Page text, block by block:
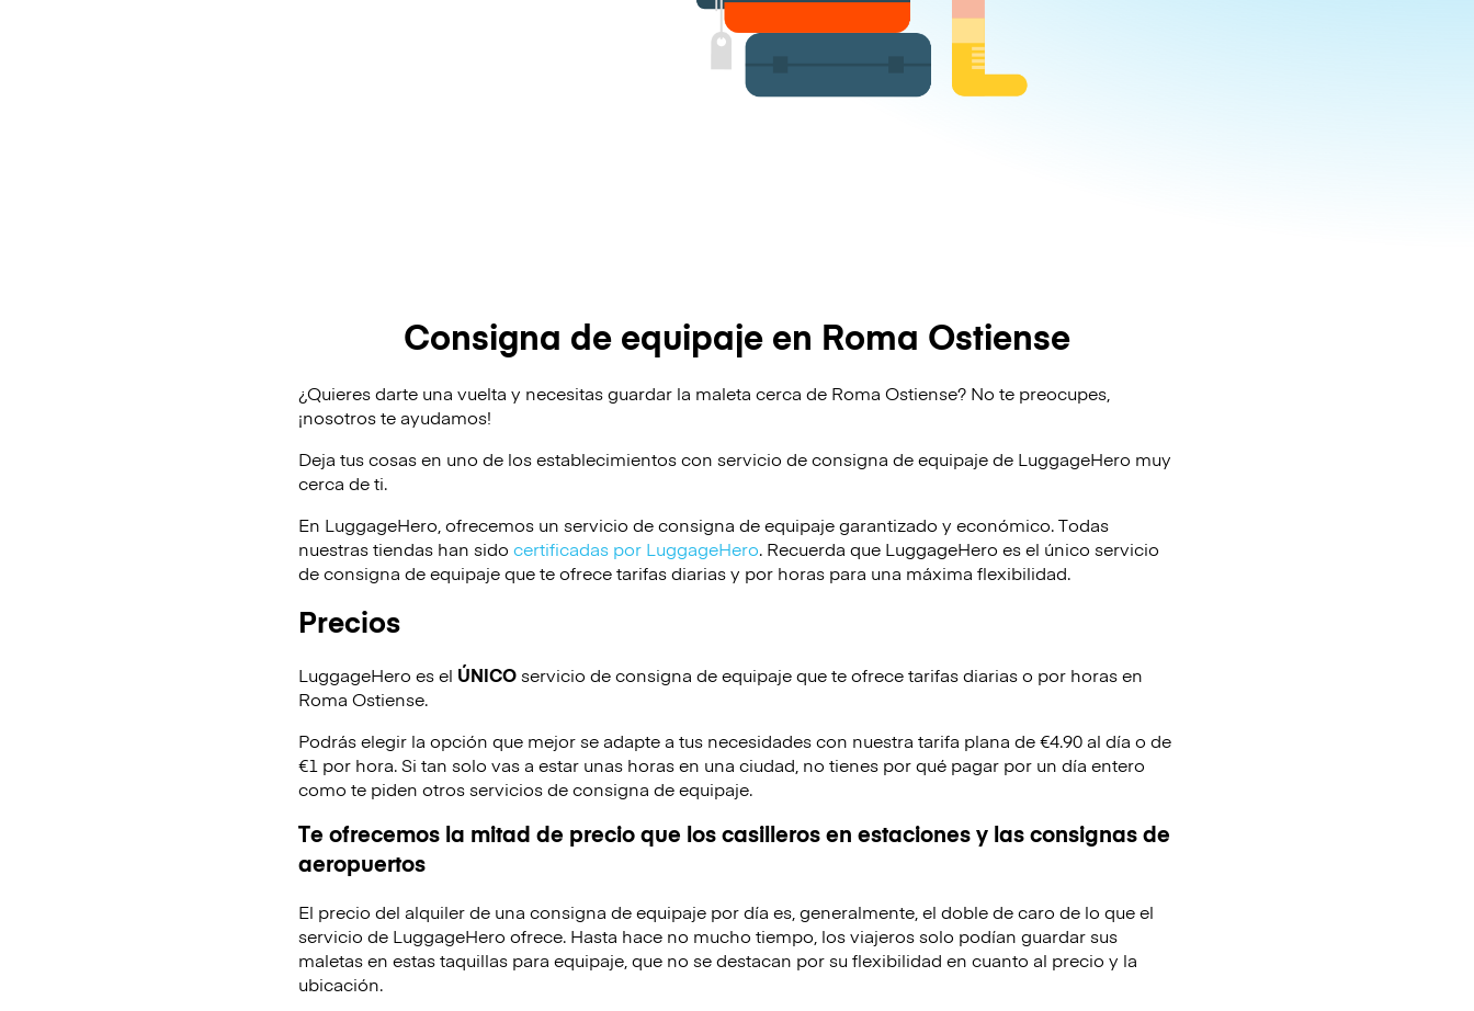
Consigna de equipaje en Roma Ostiense
¿Quieres darte una vuelta y necesitas guardar la maleta cerca de Roma Ostiense? No te preocupes,
¡nosotros te ayudamos!
Deja tus cosas en uno de los establecimientos con servicio de consigna de equipaje de LuggageHero muy
cerca de ti.
En LuggageHero, ofrecemos un servicio de consigna de equipaje garantizado y económico. Todas
nuestras tiendas han sido certificadas por LuggageHero. Recuerda que LuggageHero es el único servicio
de consigna de equipaje que te ofrece tarifas diarias y por horas para una máxima flexibilidad.
Precios
LuggageHero es el ÚNICOservicio de consigna de equipaje que te ofrece tarifas diarias o por horas en
Roma Ostiense.
Podrás elegir la opción que mejor se adapte a tus necesidades con nuestra tarifa plana de €4.90 al día o de
€1 por hora. Si tan solo vas a estar unas horas en una ciudad, no tienes por qué pagar por un día entero
como te piden otros servicios de consigna de equipaje.
Te ofrecemos la mitad de precio que los casilleros en estaciones y las consignas de
aeropuertos
El precio del alquiler de una consigna de equipaje por día es, generalmente, el doble de caro de lo que el
servicio de LuggageHero ofrece. Hasta hace no mucho tiempo, los viajeros solo podían guardar sus
maletas en estas taquillas para equipaje, que no se destacan por su flexibilidad en cuanto al precio y la
ubicación.